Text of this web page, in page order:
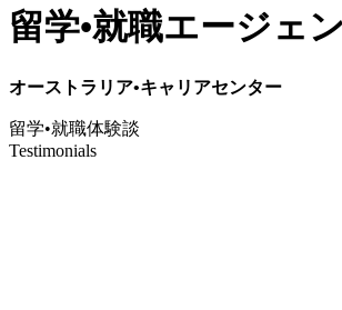
留学•就職エージェ
オーストラリア•キャリアセンター
留学•就職体験談
Testimonials